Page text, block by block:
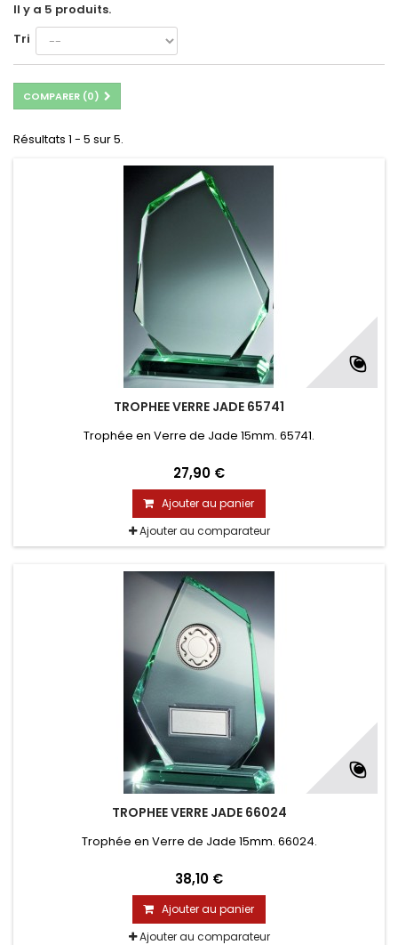
Il y a 5 produits.
Tri
COMPARER (0)
Résultats 1 - 5 sur 5.
TROPHEE VERRE JADE 65741
Trophée en Verre de Jade 15mm. 65741.
27,90 €
Ajouter au panier
Ajouter au comparateur
TROPHEE VERRE JADE 66024
Trophée en Verre de Jade 15mm. 66024.
38,10 €
Ajouter au panier
Ajouter au comparateur